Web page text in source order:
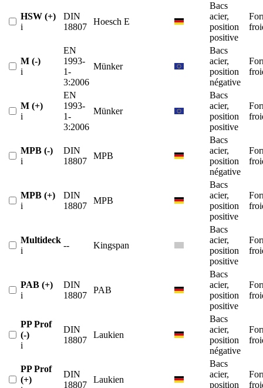
HSW (+)
i
DIN
18807
Hoesch E
Bacs
acier,
position
positive
M (-)
i
EN
1993-
1-
3:2006
Münker
Bacs
acier,
position
négative
M (+)
i
EN
1993-
1-
3:2006
Münker
Bacs
acier,
position
positive
MPB (-)
i
DIN
18807
MPB
Bacs
acier,
position
négative
MPB (+)
i
DIN
18807
MPB
Bacs
acier,
position
positive
Multideck
i
-- Kingspan
Bacs
acier,
position
positive
PAB (+)
i
DIN
18807
PAB
Bacs
acier,
position
positive
PP Prof
(-)
i
DIN
18807
Laukien
Bacs
acier,
position
négative
PP Prof
(+)
DIN
18807
Laukien
Bacs
acier,
position